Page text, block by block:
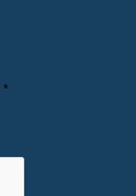
*Обавезно